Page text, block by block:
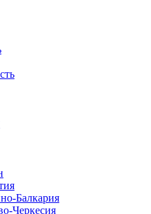
Балкария
Черкесия